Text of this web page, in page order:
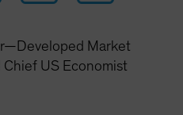
Market
Chief US Economist